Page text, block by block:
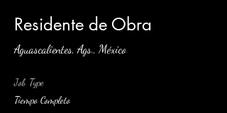
Residente de Obra
Aguascalientes, Ags., México
Job Type
Tiempo Completo